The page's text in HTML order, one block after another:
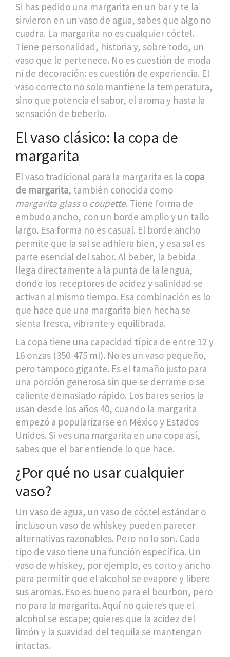
Si has pedido una margarita en un bar y te la
sirvieron en un vaso de agua, sabes que algo no
cuadra. La margarita no es cualquier cóctel.
Tiene personalidad, historia y, sobre todo, un
vaso que le pertenece. No es cuestión de moda
ni de decoración: es cuestión de experiencia. El
vaso correcto no solo mantiene la temperatura,
sino que potencia el sabor, el aroma y hasta la
sensación de beberlo.
El vaso clásico: la copa de
margarita
El vaso tradicional para la margarita es la copa
de margarita, también conocida como
margarita glasso coupette. Tiene forma de
embudo ancho, con un borde amplio y un tallo
largo. Esa forma no es casual. El borde ancho
permite que la sal se adhiera bien, y esa sal es
parte esencial del sabor. Al beber, la bebida
llega directamente a la punta de la lengua,
donde los receptores de acidez y salinidad se
activan al mismo tiempo. Esa combinación es lo
que hace que una margarita bien hecha se
sienta fresca, vibrante y equilibrada.
La copa tiene una capacidad típica de entre 12 y
16 onzas (350-475 ml). No es un vaso pequeño,
pero tampoco gigante. Es el tamaño justo para
una porción generosa sin que se derrame o se
caliente demasiado rápido. Los bares serios la
usan desde los años 40, cuando la margarita
empezó a popularizarse en México y Estados
Unidos. Si ves una margarita en una copa así,
sabes que el bar entiende lo que hace.
¿Por qué no usar cualquier
vaso?
Un vaso de agua, un vaso de cóctel estándar o
incluso un vaso de whiskey pueden parecer
alternativas razonables. Pero no lo son. Cada
tipo de vaso tiene una función específica. Un
vaso de whiskey, por ejemplo, es corto y ancho
para permitir que el alcohol se evapore y libere
sus aromas. Eso es bueno para el bourbon, pero
no para la margarita. Aquí no quieres que el
alcohol se escape; quieres que la acidez del
limón y la suavidad del tequila se mantengan
intactas.